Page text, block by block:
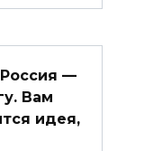
—
Вам
идея,